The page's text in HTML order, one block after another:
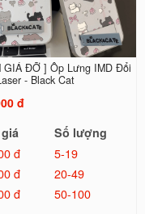
GIÁ ĐỠ ] Ốp Lưng IMD Đổi
- Black Cat
đ
Số lượng
đ
5-19
đ
20-49
đ
50-100